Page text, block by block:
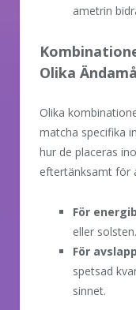
ametrin
Olika
Olika
matcha specifika
hur de placeras
eftertänksamt för
För
eller solsten.
För
spetsad
sinnet.